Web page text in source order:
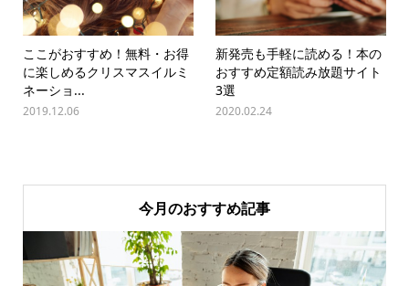
ここがおすすめ！無料・お得
に楽しめるクリスマスイルミ
ネーショ...
2019.12.06
新発売も手軽に読める！本の
おすすめ定額読み放題サイト
3選
2020.02.24
今月のおすすめ記事